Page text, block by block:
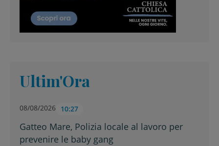
Ultim'Ora
08/08/2026 10:27
Gatteo Mare, Polizia locale al lavoro per
prevenire le baby gang